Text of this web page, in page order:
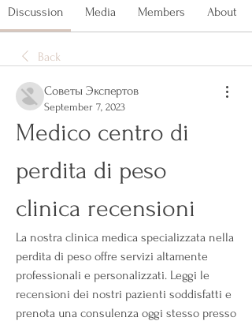
Discussion Media Members About
Back
Советы Экспертов
September 7, 2023
Medico centro di
perdita di peso
clinica recensioni
La nostra clinica medica specializzata nella
perdita di peso offre servizi altamente
professionali e personalizzati. Leggi le
recensioni dei nostri pazienti soddisfatti e
prenota una consulenza oggi stesso presso